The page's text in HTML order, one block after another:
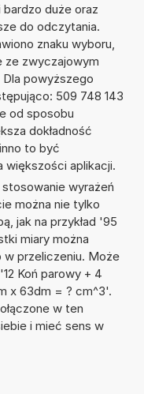
duże oraz
do odczytania.
znaku wyboru,
ze zwyczajowym
powyższego
509 748 143
od sposobu
dokładność
to być
większości aplikacji.
wyrażeń
można nie tylko
jak na przykład '95
miary można
w przeliczeniu. Może
Koń parowy + 4
x 63dm = ? cm^3'.
w ten
i mieć sens w